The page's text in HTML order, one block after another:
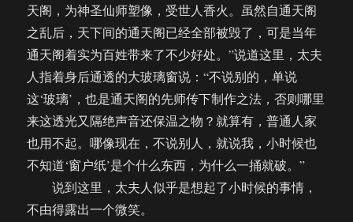
天阁，为神圣仙师塑像，受世人香火。虽然自通天阁
之乱后，天下间的通天阁已经全部被毁了，可是当年
通天阁着实为百姓带来了不少好处。”说道这里，太夫
人指着身后通透的大玻璃窗说：“不说别的，单说
这‘玻璃’，也是通天阁的先师传下制作之法，否则哪里
来这透光又隔绝声音还保温之物？就算有，普通人家
也用不起。哪像现在，不说别人，就说我，小时候也
不知道‘窗户纸’是个什么东西，为什么一捅就破。”
说到这里，太夫人似乎是想起了小时候的事情，
不由得露出一个微笑。